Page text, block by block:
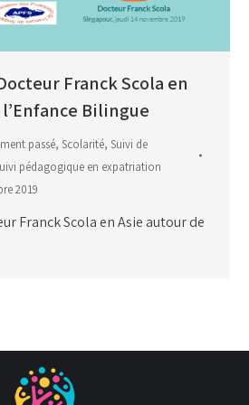
Franck Scola en
Bilingue
passé, Scolarité, Suivi de
pédagogique en expatriation
2019
Franck Scola en Asie autour de